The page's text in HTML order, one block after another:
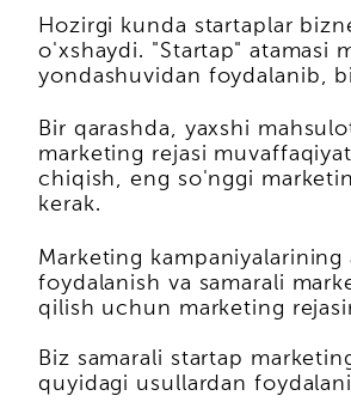
Hozirgi kunda startaplar
o'xshaydi. "Startap" atamasi
yondashuvidan foydalanib,
Bir qarashda, yaxshi
marketing rejasi
chiqish, eng so'nggi
kerak.
Marketing
foydalanish va samarali
qilish uchun marketing
Biz samarali startap
quyidagi usullardan